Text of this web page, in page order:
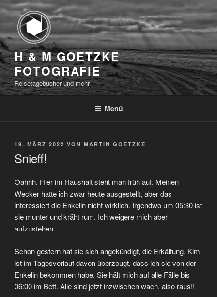
Zum
Inhalt
springen
H & M GOETZKE
FOTOGRAFIE
Reisetagebücher und mehr
Menü
VERÖFFENTLICHT
19. MÄRZ 2022 VON MARTIN GOETZKE
Snieff!
Oahhh. Hier im Haushalt steht man früh auf. Meinen
Wecker hatte ich zwar heute ausgestellt, aber das
interessiert die Enkelin nicht wirklich. Irgendwo um 05:30 ist
sie munter und kräht rum. Ich weigere mich aber
aufzustehen.
Schon gestern hat sie sich angekündigt, die Erkältung. Kim
ist im Tagesverlauf davon überzeugt, dass ich sie von der
Enkelin bekommen habe. Sie hält mich auf alle Fälle bis
06:00 im Bett. Alle sind jetzt inzwischen wach, also raus!!